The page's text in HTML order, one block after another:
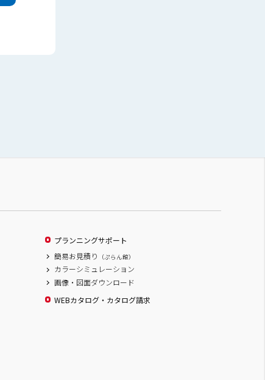
プランニングサポート
簡易お見積り
（ぷらん館）
カラーシミュレーション
画像・図面ダウンロード
WEBカタログ・カタログ請求